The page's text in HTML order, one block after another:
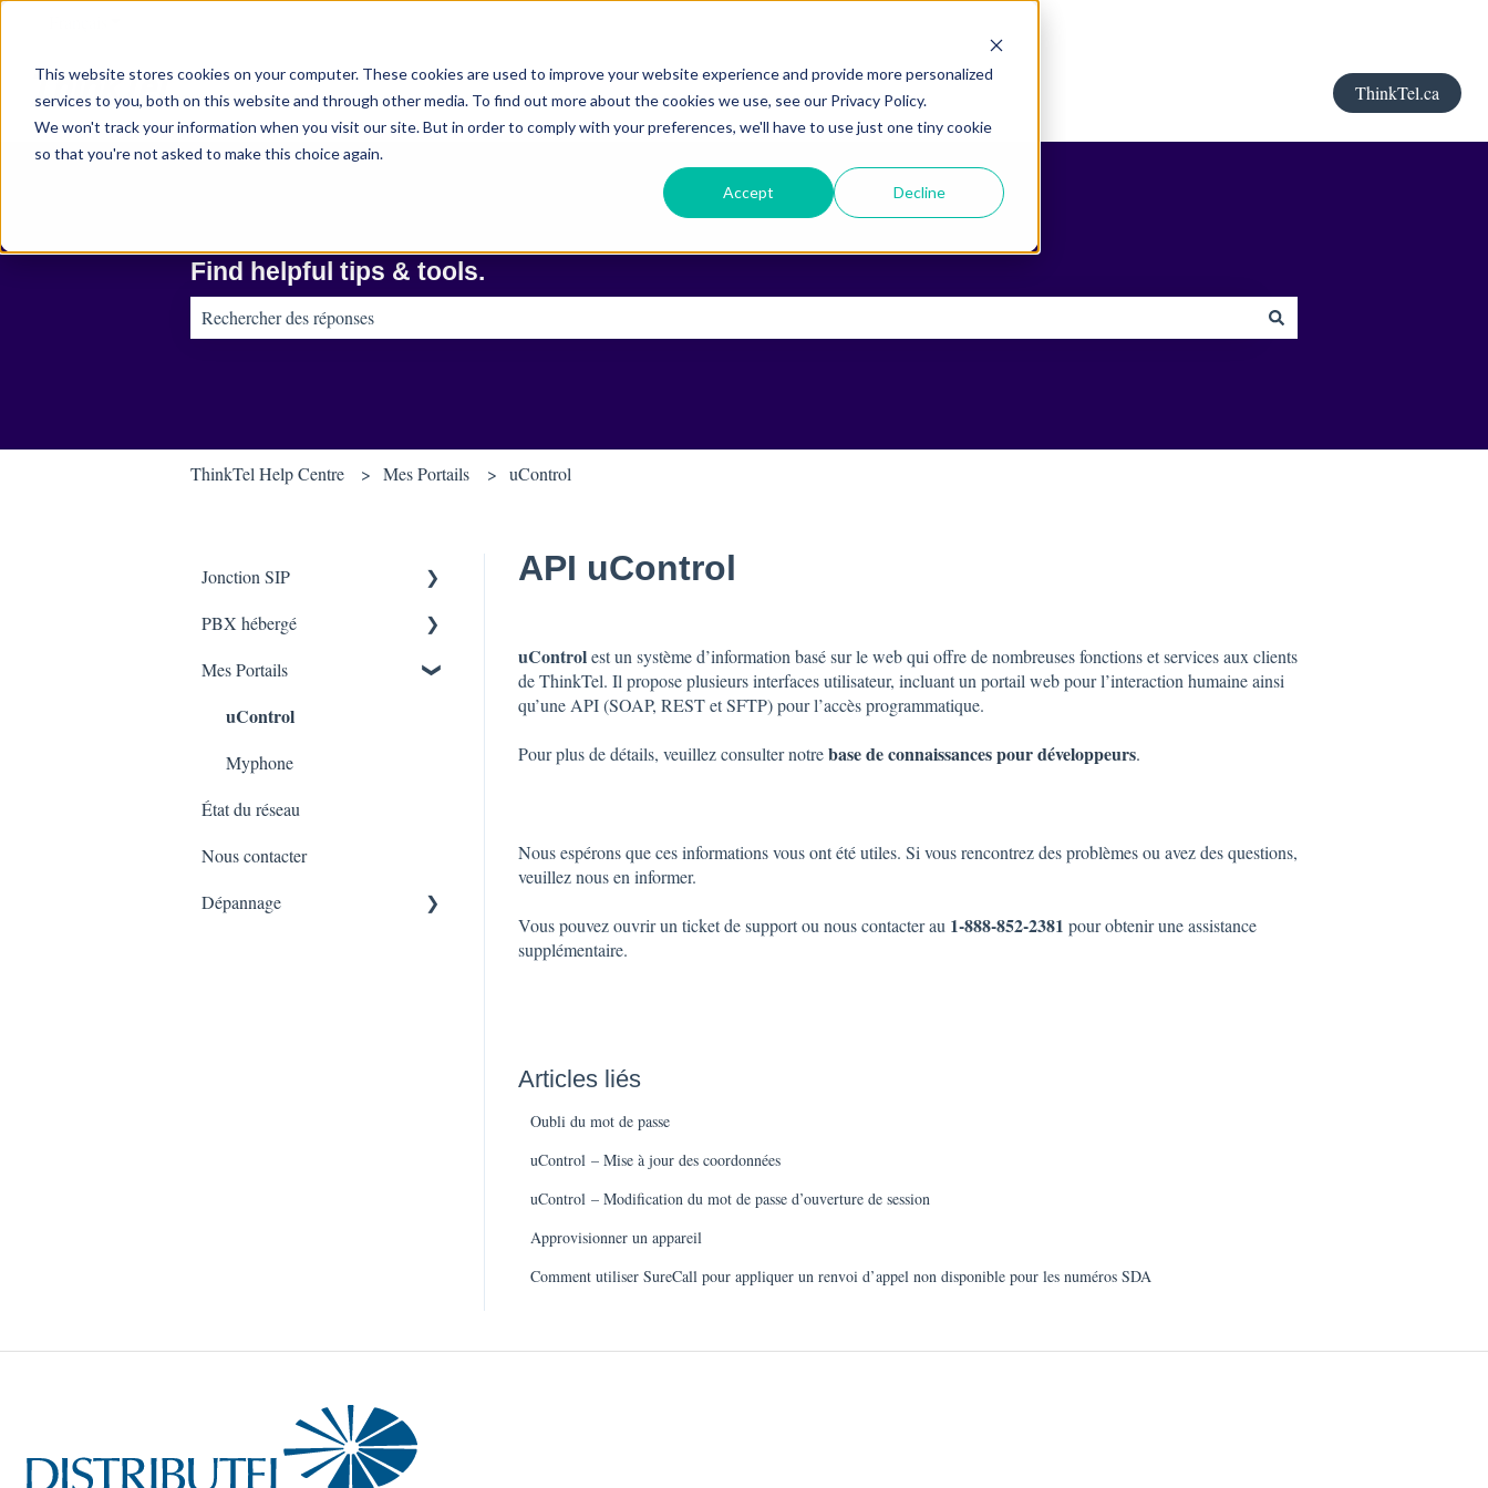
This website stores cookies on your computer. These cookies are used to improve your website experience and provide more personalized
services to you, both on this website and through other media. To find out more about the cookies we use, see our Privacy Policy.
We won't track your information when you visit our site. But in order to comply with your preferences, we'll have to use just one tiny cookie
so that you're not asked to make this choice again.
Accept Decline
ThinkTel.ca
Find helpful tips & tools.
ThinkTel Help Centre Mes Portails uControl
API uControl
uControlest un système d’information basé sur le web qui offre de nombreuses fonctions et services aux clients
de ThinkTel. Il propose plusieurs interfaces utilisateur, incluant un portail web pour l’interaction humaine ainsi
qu’une API (SOAP, REST et SFTP) pour l’accès programmatique.
Pour plus de détails, veuillez consulter notre base de connaissances pour développeurs.
Nous espérons que ces informations vous ont été utiles. Si vous rencontrez des problèmes ou avez des questions,
veuillez nous en informer.
Vous pouvez ouvrir un ticket de support ou nous contacter au 1-888-852-2381 pour obtenir une assistance
supplémentaire.
Articles liés
Oubli du mot de passe
uControl – Mise à jour des coordonnées
uControl – Modification du mot de passe d’ouverture de session
Approvisionner un appareil
Comment utiliser SureCall pour appliquer un renvoi d’appel non disponible pour les numéros SDA
Jonction SIP
Installation du Service
Dépannage
PBX hébergé
Installation du Service
Dépannage
Mes Portails
uControl
Myphone
État du réseau
Nous contacter
Dépannage